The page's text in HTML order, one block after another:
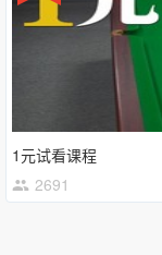
1元试看课程
2691